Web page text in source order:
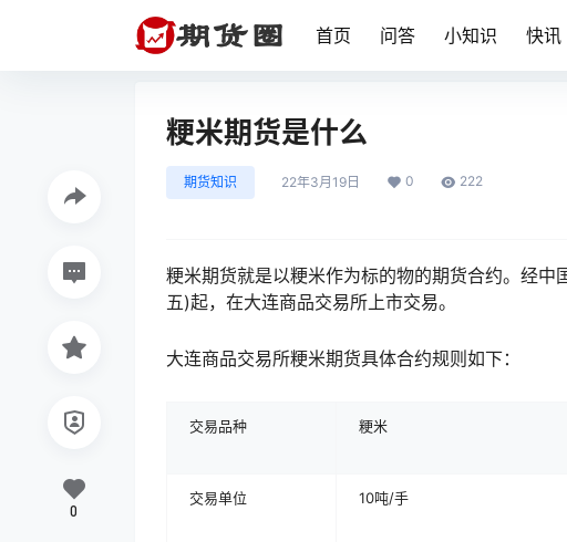
首页 问答 小知识 快讯
粳米期货是什么
期货知识 22年3月19日 0 222
粳米期货就是以粳米作为标的物的期货合约。经
五)起，在大连商品交易所上市交易。
大连商品交易所粳米期货具体合约规则如下：
交易品种 粳米
交易单位 10吨/手
0